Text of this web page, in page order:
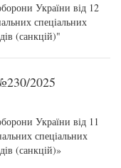
України від 12
спеціальних
(санкцій)"
2025
України від 11
спеціальних
(санкцій)»